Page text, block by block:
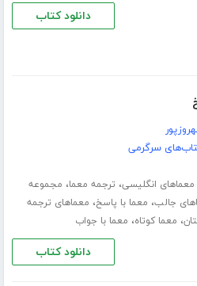
دانلود کتاب
سرگرمی
معماهای انگلیسی، ترجمه معما، مجموعه
جالب، معما با پاسخ، معماهای ترجمه
، معما کوتاه، معما با جواب
دانلود کتاب